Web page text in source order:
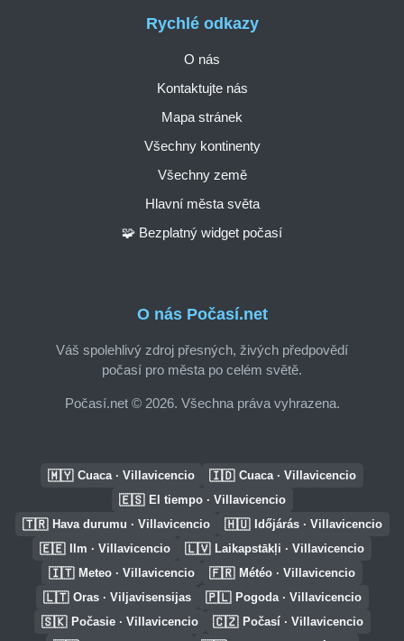
O nás Počasí.net
Váš spolehlivý zdroj přesných, živých předpovědí
počasí pro města po celém světě.
Počasí.net © 2026. Všechna práva vyhrazena.
Rychlé odkazy
O nás
Kontaktujte nás
Mapa stránek
Všechny kontinenty
Všechny země
Hlavní města světa
🧩 Bezplatný widget počasí
🇲🇾 Cuaca · Villavicencio 🇮🇩 Cuaca · Villavicencio
🇪🇸 El tiempo · Villavicencio
🇹🇷 Hava durumu · Villavicencio 🇭🇺 Időjárás · Villavicencio
🇪🇪 Ilm · Villavicencio 🇱🇻 Laikapstākļi · Villavicencio
🇮🇹 Meteo · Villavicencio 🇫🇷 Météo · Villavicencio
🇱🇹 Oras · Viljavisensijas 🇵🇱 Pogoda · Villavicencio
🇸🇰 Počasie · Villavicencio 🇨🇿 Počasí · Villavicencio